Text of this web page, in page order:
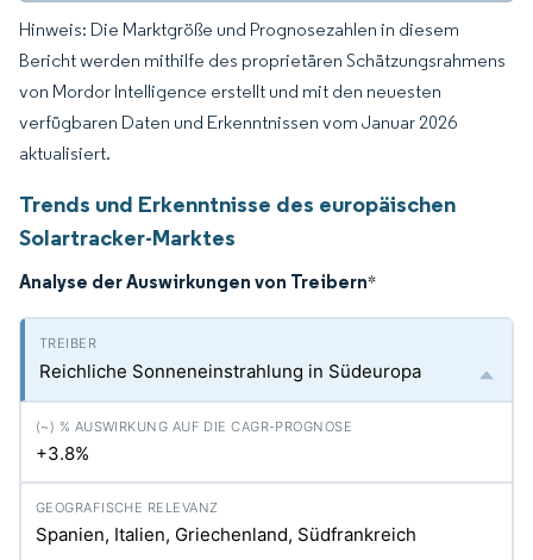
Hinweis: Die Marktgröße und Prognosezahlen in diesem
Bericht werden mithilfe des proprietären Schätzungsrahmens
von Mordor Intelligence erstellt und mit den neuesten
verfügbaren Daten und Erkenntnissen vom Januar 2026
aktualisiert.
Trends und Erkenntnisse des europäischen
Solartracker-Marktes
Analyse der Auswirkungen von Treibern*
Reichliche Sonneneinstrahlung in Südeuropa
+3.8%
Spanien, Italien, Griechenland, Südfrankreich